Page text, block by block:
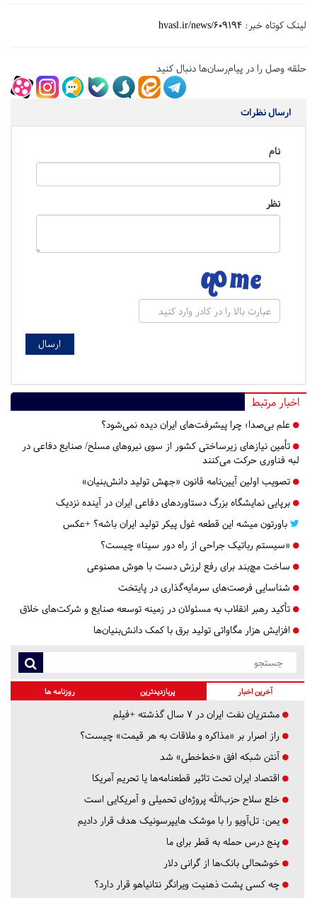
لینک کوتاه خبر: hvasl.ir/news/609194
حلقه وصل را در پیام‌رسان‌ها دنبال کنید
ارسال نظرات
نام
نظر
اخبار مرتبط
علم بی‌صدا؛ چرا پیشرفت‌های ایران دیده نمی‌شود؟
تأمین نیازهای زیرساختی کشور از سوی نیروهای مسلح/ صنایع دفاعی در
لبه‌ فناوری حرکت می‌کنند
تصویب اولین آیین‌نامه قانون «جهش تولید دانش‌بنیان»
برپایی نمایشگاه بزرگ دستاوردهای دفاعی ایران در آینده نزدیک
باورتون میشه این قطعه غول پیکر تولید ایران باشه؟ +عکس
«سیستم رباتیک جراحی از راه دور سینا» چیست؟
ساخت مچ‌بند برای رفع لرزش دست با هوش مصنوعی
شناسایی فرصت‌های سرمایه‌گذاری در پایتخت
تأکید رهبر انقلاب به مسئولان در زمینه توسعه صنایع و شرکت‌های خلاق
افزایش هزار مگاواتی تولید برق با کمک دانش‌بنیان‌ها
آخرین اخبار پربازدیدترین روزنامه ها
مشتریان نفت ایران در ۷ سال گذشته +فیلم
راز اصرار بر «مذاکره و ملاقات به هر قیمت» چیست؟
آنتن شبکه افق «خط‌خطی» شد
اقتصاد ایران تحت تاثیر قطعنامه‌ها یا تحریم‌ آمریکا
خلع سلاح حزب‌الله پروژه‌ای تحمیلی و آمریکایی است
یمن: تل‌آویو را با موشک هایپرسونیک هدف قرار دادیم
پنج درس‌ حمله به قطر برای ما
خوشحالی بانک‌ها از گرانی دلار
چه کسی پشت ذهنیت ویرانگر نتانیاهو قرار دارد؟